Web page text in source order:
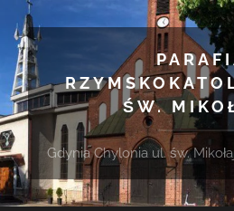
ŚW.
Gdynia Chylonia ul. św.